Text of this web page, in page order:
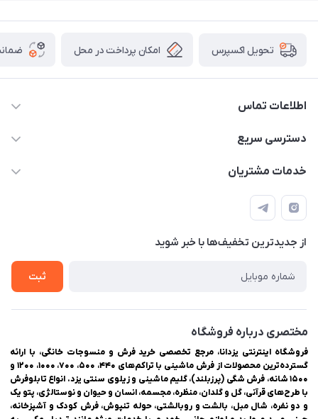
تحویل اکسپرس امکان پرداخت در محل
اطلاعات تماس
03538252575
اینترنتی یزدانا
دسترسی سریع
حساب کاربری
لیست محصولات
درباره ما
خدمات مشتریان
راهنمای ثبت سفارش
حریم خصوصی
سوالات متداول
از جدید‌ترین تخفیف‌ها با‌ خبر شوید
ثبت
مختصری درباره فروشگاه
فروشگاه اینترنتی یزدانا، مرجع تخصصی خرید فرش و منسوجات خانگی، با ارائه
گسترده‌ترین محصولات از فرش ماشینی با تراکم‌های ۴۴۰، ۵۰۰، ۷۰۰، ۱۰۰۰، ۱۲۰۰ و
۱۵۰۰ شانه، فرش شگی (پرزبلند)، گلیم ماشینی و زیلوی سنتی یزد. انواع تابلوفرش
با طرح‌های قرآنی، گل و گلدان، منظره، مجسمه، انسان و حیوان و نوستالژی، پتو یک
و دو نفره، شال مبل، بالشت و روبالشتی، حوله تنپوش، فرش کودک و آشپزخانه،